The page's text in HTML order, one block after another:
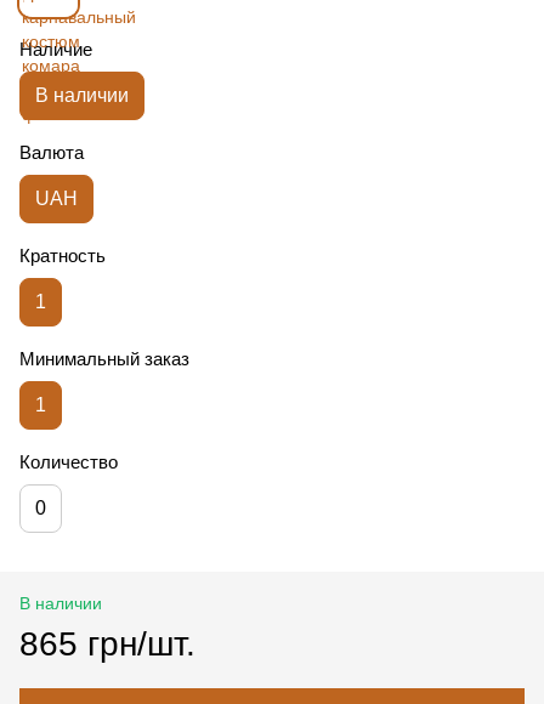
Наличие
В наличии
Валюта
UAH
Кратность
1
Минимальный заказ
1
Количество
0
В наличии
865 грн/шт.